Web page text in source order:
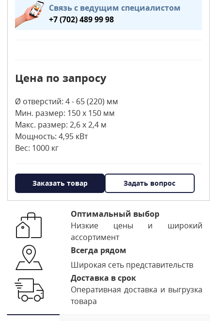
Связь с ведущим специалистом
+7 (702) 489 99 98
Цена по запросу
Ø отверстий: 4 - 65 (220) мм
Мин. размер: 150 х 150 мм
Maкс. размер: 2,6 х 2,4 м
Мощность: 4,95 кВт
Вес: 1000 кг
Заказать товар Задать вопрос
Оптимальный выбор
Низкие цены и широкий
ассортимент
Всегда рядом
Широкая сеть представительств
Доставка в срок
Оперативная доставка и выгрузка
товара